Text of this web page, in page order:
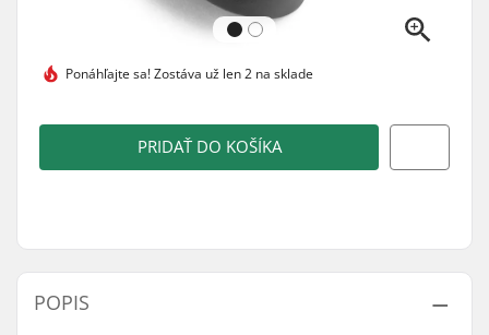
Ponáhľajte sa!Zostáva už len 2 na sklade
PRIDAŤ DO KOŠÍKA
POPIS